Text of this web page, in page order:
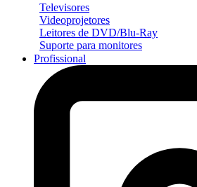
Televisores
Videoprojetores
Leitores de DVD/Blu-Ray
Suporte para monitores
Profissional